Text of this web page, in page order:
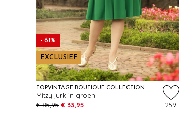
- 61%
EXCLUSIEF
TOPVINTAGE BOUTIQUE COLLECTION
Mitzy jurk in groen
€ 85,95 € 33,95 259